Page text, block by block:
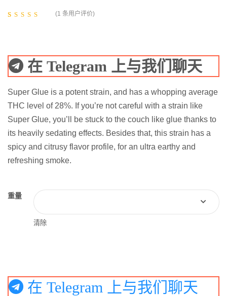
(1 条用户评价)
在 Telegram 上与我们聊天
Super Glue is a potent strain, and has a whopping average
THC level of 28%. If you’re not careful with a strain like
Super Glue, you’ll be stuck to the couch like glue thanks to
its heavily sedating effects. Besides that, this strain has a
spicy and citrusy flavor profile, for an ultra earthy and
refreshing smoke.
重量
清除
在 Telegram 上与我们聊天